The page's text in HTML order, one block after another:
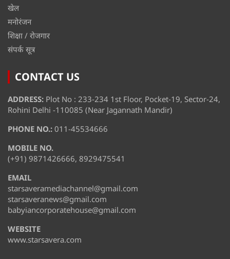
खेल
मनोरंजन
शिक्षा / रोजगार
संपर्क सूत्र
CONTACT US
ADDRESS: Plot No : 233-234 1st Floor, Pocket-19, Sector-24,
Rohini Delhi -110085 (Near Jagannath Mandir)
PHONE NO.: 011-45534666
MOBILE NO.
(+91) 9871426666, 8929475541
EMAIL
starsaveramediachannel@gmail.com
starsaveranews@gmail.com
babyiancorporatehouse@gmail.com
WEBSITE
www.starsavera.com